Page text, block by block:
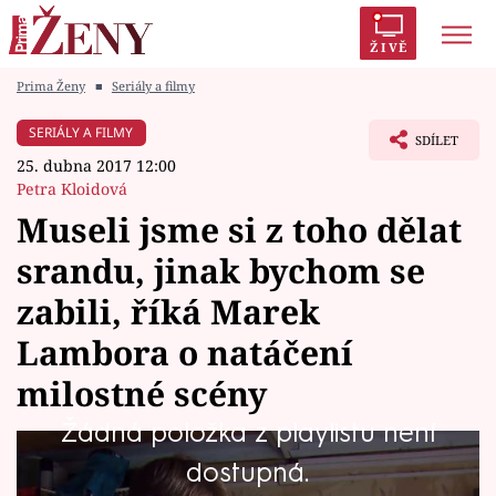
ŽIVĚ
Módní alarm
Témata
Celebrity
Vztahy
Seriály
Prima Ženy ■ Seriály a filmy
SERIÁLY A FILMY
25. dubna 2017 12:00
Petra Kloidová
SDÍLET
Museli jsme si z toho dělat
srandu, jinak bychom se
zabili, říká Marek
Lambora o natáčení
milostné scény
Žádná položka z playlistu není
dostupná.
Páteční díl všechny diváky poněkud překvapil